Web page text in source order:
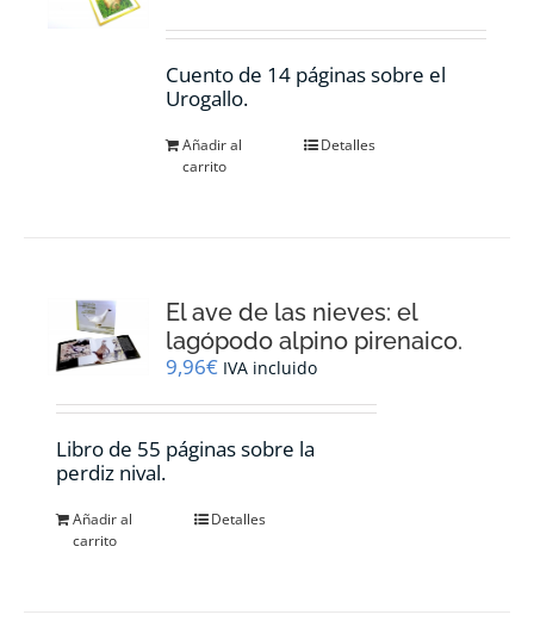
Cuento de 14 páginas sobre el
Urogallo.
Añadir al
carrito
Detalles
El ave de las nieves: el
lagópodo alpino pirenaico.
9,96€ IVA incluido
Libro de 55 páginas sobre la
perdiz nival.
Añadir al
carrito
Detalles